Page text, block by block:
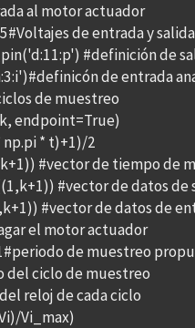
al motor actuador
de entrada y
#definición de
de entrada
de muestreo
endpoint=True)
np.pi * t)+1)/2
#vector de tiempo de
#vector de datos de
#vector de datos de
el motor actuador
de muestreo
del ciclo de muestreo
reloj de cada ciclo
Vi_max)